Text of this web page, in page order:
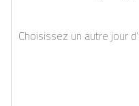
Choisissez un autre jour